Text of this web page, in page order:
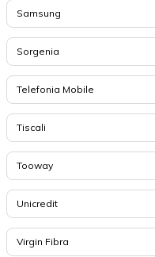
Samsung
Sorgenia
Telefonia Mobile
Tiscali
Tooway
Unicredit
Virgin Fibra